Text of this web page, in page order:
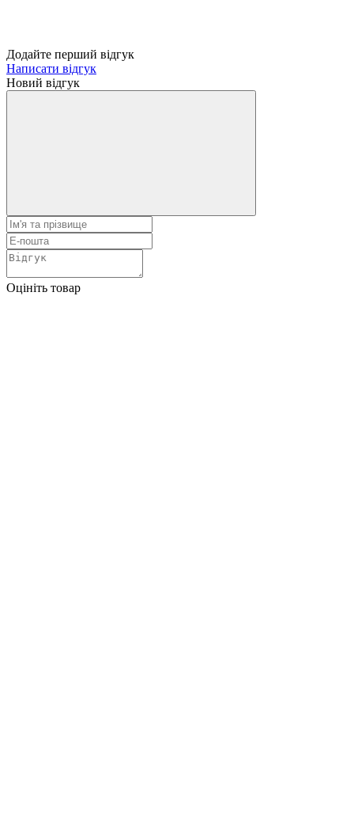
Додайте перший відгук
Написати відгук
Новий відгук
Оцініть товар